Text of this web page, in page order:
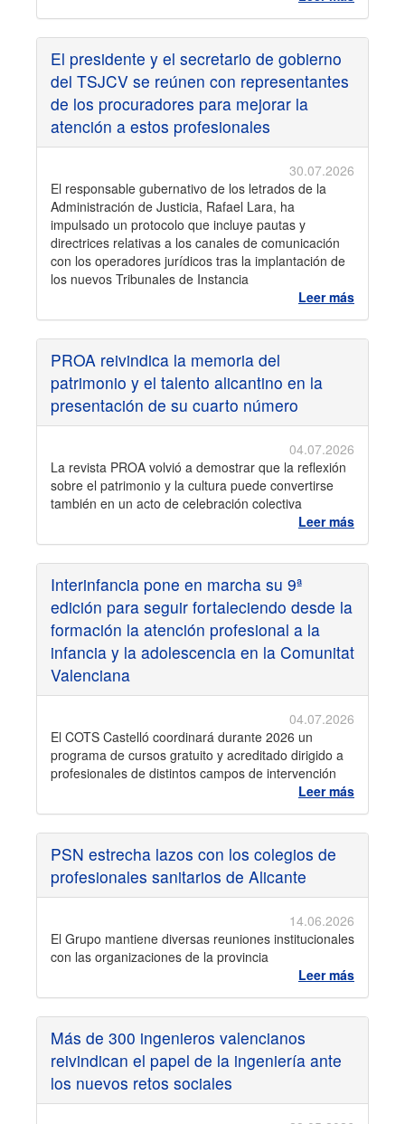
El presidente y el secretario de gobierno
del TSJCV se reúnen con representantes
de los procuradores para mejorar la
atención a estos profesionales
30.07.2026
El responsable gubernativo de los letrados de la
Administración de Justicia, Rafael Lara, ha
impulsado un protocolo que incluye pautas y
directrices relativas a los canales de comunicación
con los operadores jurídicos tras la implantación de
los nuevos Tribunales de Instancia
Leer más
PROA reivindica la memoria del
patrimonio y el talento alicantino en la
presentación de su cuarto número
04.07.2026
La revista PROA volvió a demostrar que la reflexión
sobre el patrimonio y la cultura puede convertirse
también en un acto de celebración colectiva
Leer más
Interinfancia pone en marcha su 9ª
edición para seguir fortaleciendo desde la
formación la atención profesional a la
infancia y la adolescencia en la Comunitat
Valenciana
04.07.2026
El COTS Castelló coordinará durante 2026 un
programa de cursos gratuito y acreditado dirigido a
profesionales de distintos campos de intervención
Leer más
PSN estrecha lazos con los colegios de
profesionales sanitarios de Alicante
14.06.2026
El Grupo mantiene diversas reuniones institucionales
con las organizaciones de la provincia
Leer más
Más de 300 ingenieros valencianos
reivindican el papel de la ingeniería ante
los nuevos retos sociales